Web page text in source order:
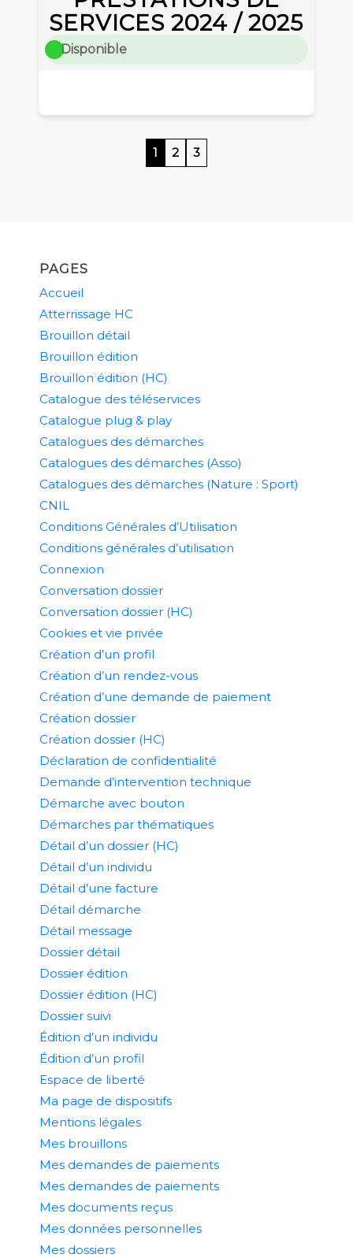
SERVICES 2024 / 2025
Disponible
Accéder à la page 1
1
Accéder à la page 2
2
Accéder à la page 3
3
PAGES
Accueil
Atterrissage HC
Brouillon détail
Brouillon édition
Brouillon édition (HC)
Catalogue des téléservices
Catalogue plug & play
Catalogues des démarches
Catalogues des démarches (Asso)
Catalogues des démarches (Nature : Sport)
CNIL
Conditions Générales d’Utilisation
Conditions générales d’utilisation
Connexion
Conversation dossier
Conversation dossier (HC)
Cookies et vie privée
Création d’un profil
Création d’un rendez-vous
Création d’une demande de paiement
Création dossier
Création dossier (HC)
Déclaration de confidentialité
Demande d’intervention technique
Démarche avec bouton
Démarches par thématiques
Détail d’un dossier (HC)
Détail d’un individu
Détail d’une facture
Détail démarche
Détail message
Dossier détail
Dossier édition
Dossier édition (HC)
Dossier suivi
Édition d’un individu
Édition d’un profil
Espace de liberté
Ma page de dispositifs
Mentions légales
Mes brouillons
Mes demandes de paiements
Mes demandes de paiements
Mes documents reçus
Mes données personnelles
Mes dossiers